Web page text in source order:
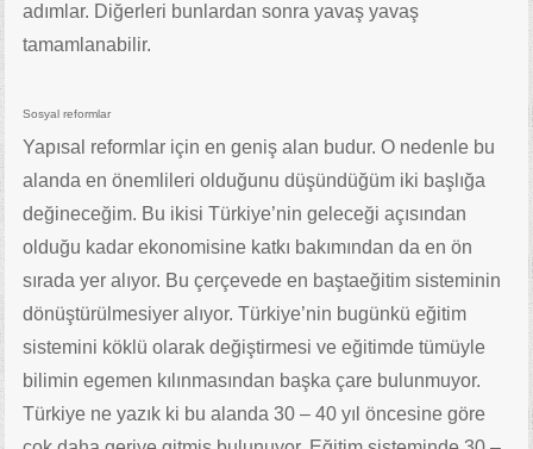
adımlar. Diğerleri bunlardan sonra yavaş yavaş
tamamlanabilir.
Sosyal reformlar
Yapısal reformlar için en geniş alan budur. O nedenle bu
alanda en önemlileri olduğunu düşündüğüm iki başlığa
değineceğim. Bu ikisi Türkiye’nin geleceği açısından
olduğu kadar ekonomisine katkı bakımından da en ön
sırada yer alıyor. Bu çerçevede en baştaeğitim sisteminin
dönüştürülmesiyer alıyor. Türkiye’nin bugünkü eğitim
sistemini köklü olarak değiştirmesi ve eğitimde tümüyle
bilimin egemen kılınmasından başka çare bulunmuyor.
Türkiye ne yazık ki bu alanda 30 – 40 yıl öncesine göre